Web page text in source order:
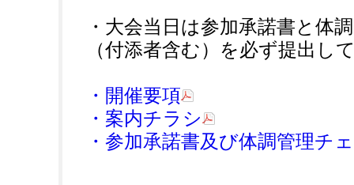
・大会当日は参加承諾書と体
（付添者含む）を必ず提出し
・開催要項
・案内チラシ
・参加承諾書及び体調管理チ